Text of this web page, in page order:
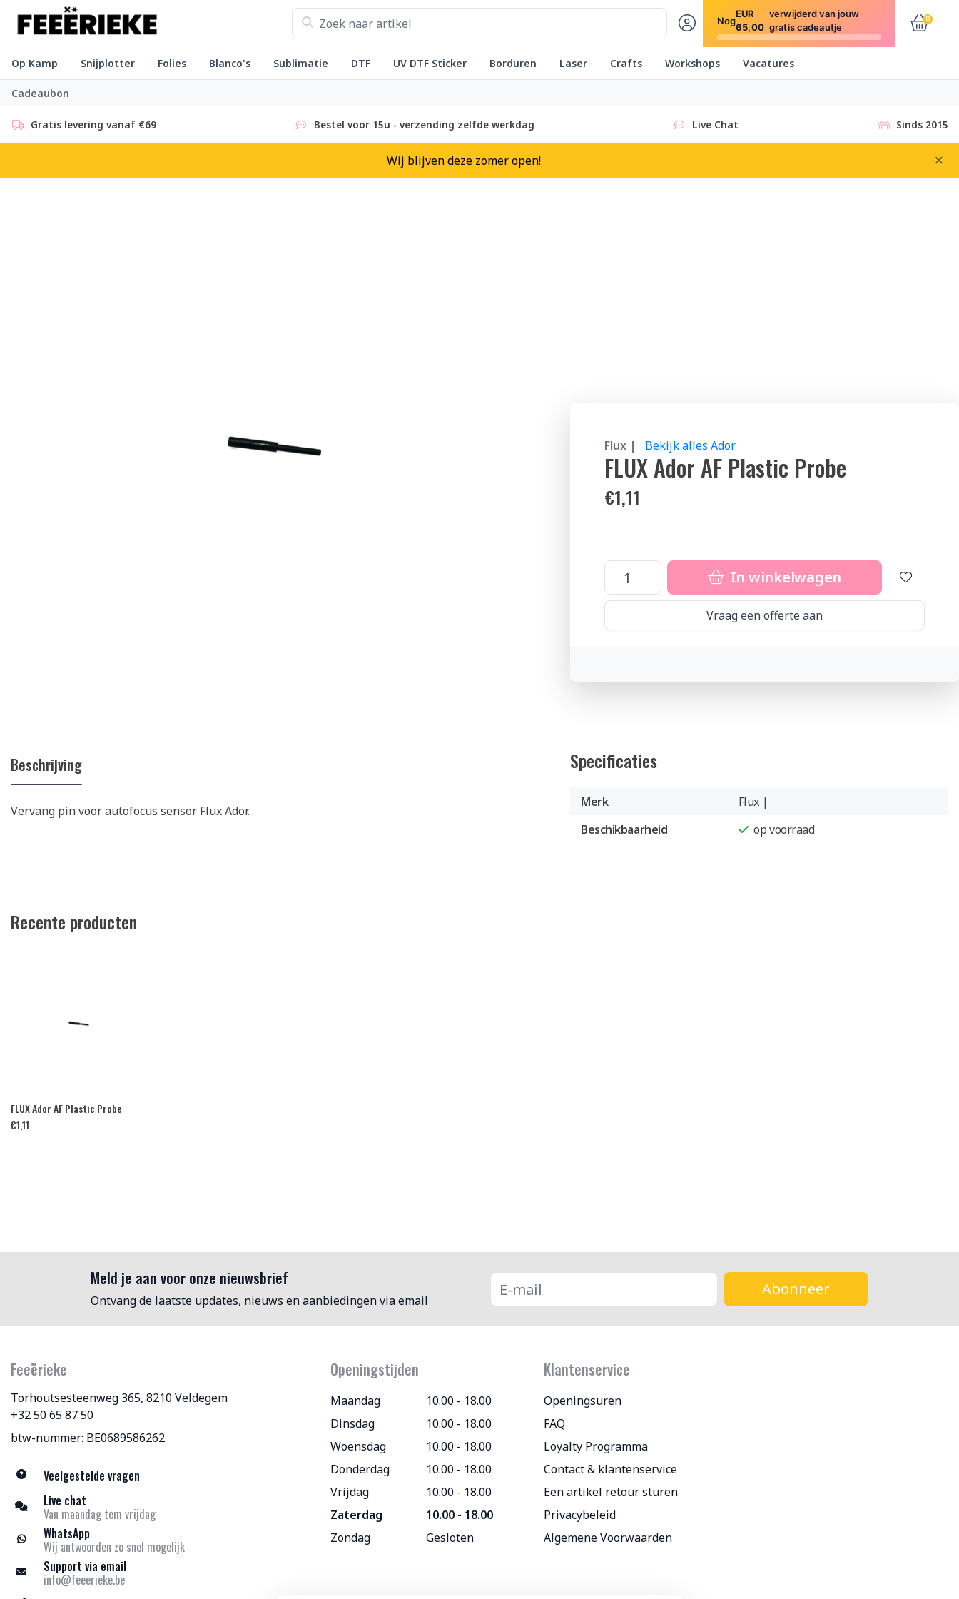
Nog
EUR
65,00
verwijderd van jouw
gratis cadeautje
0
Op Kamp Snijplotter Folies Blanco's Sublimatie DTF UV DTF Sticker Borduren Laser Crafts Workshops Vacatures
Cadeaubon
Gratis levering vanaf €69 Bestel voor 15u - verzending zelfde werkdag Live Chat Sinds 2015
Wij blijven deze zomer open! ×
Flux | Bekijk alles Ador
FLUX Ador AF Plastic Probe
€1,11
In winkelwagen
Vraag een offerte aan
Beschrijving
Vervang pin voor autofocus sensor Flux Ador.
Specificaties
Merk
Flux |
Beschikbaarheid
op voorraad
Recente producten
FLUX Ador AF Plastic Probe
€1,11
Meld je aan voor onze nieuwsbrief
Ontvang de laatste updates, nieuws en aanbiedingen via email
Abonneer
Feeërieke
Torhoutsesteenweg 365, 8210 Veldegem
+32 50 65 87 50
btw-nummer: BE0689586262
Veelgestelde vragen
Live chat
Van maandag tem vrijdag
WhatsApp
Wij antwoorden zo snel mogelijk
Support via email
info@feeerieke.be
Openingstijden
Maandag
10.00 - 18.00
Dinsdag
10.00 - 18.00
Woensdag
10.00 - 18.00
Donderdag
10.00 - 18.00
Vrijdag
10.00 - 18.00
Zaterdag
10.00 - 18.00
Zondag
Gesloten
Klantenservice
Openingsuren
FAQ
Loyalty Programma
Contact & klantenservice
Een artikel retour sturen
Privacybeleid
Algemene Voorwaarden